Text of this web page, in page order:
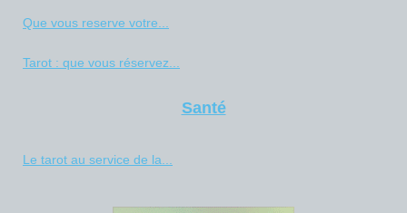
Que vous reserve votre...
Tarot : que vous réservez...
Santé
Le tarot au service de la...